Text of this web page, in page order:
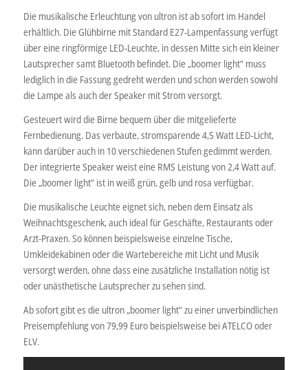
Die musikalische Erleuchtung von ultron ist ab sofort im Handel
erhältlich. Die Glühbirne mit Standard E27-Lampenfassung verfügt
über eine ringförmige LED-Leuchte, in dessen Mitte sich ein kleiner
Lautsprecher samt Bluetooth befindet. Die „boomer light“ muss
lediglich in die Fassung gedreht werden und schon werden sowohl
die Lampe als auch der Speaker mit Strom versorgt.
Gesteuert wird die Birne bequem über die mitgelieferte
Fernbedienung. Das verbaute, stromsparende 4,5 Watt LED-Licht,
kann darüber auch in 10 verschiedenen Stufen gedimmt werden.
Der integrierte Speaker weist eine RMS Leistung von 2,4 Watt auf.
Die „boomer light“ ist in weiß grün, gelb und rosa verfügbar.
Die musikalische Leuchte eignet sich, neben dem Einsatz als
Weihnachtsgeschenk, auch ideal für Geschäfte, Restaurants oder
Arzt-Praxen. So können beispielsweise einzelne Tische,
Umkleidekabinen oder die Wartebereiche mit Licht und Musik
versorgt werden, ohne dass eine zusätzliche Installation nötig ist
oder unästhetische Lautsprecher zu sehen sind.
Ab sofort gibt es die ultron „boomer light“ zu einer unverbindlichen
Preisempfehlung von 79,99 Euro beispielsweise bei ATELCO oder
ELV.